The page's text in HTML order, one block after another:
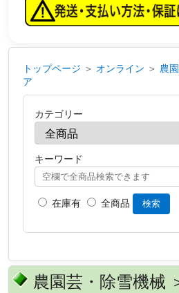
トップページ ＞ オンライン ＞ 農
ア
カテゴリー
キーワード
在庫有 全商品 検索
農園芸・除雪機械